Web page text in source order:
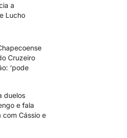
a
Lucho
Cruzeiro
‘pode
duelos
e fala
com Cássio e